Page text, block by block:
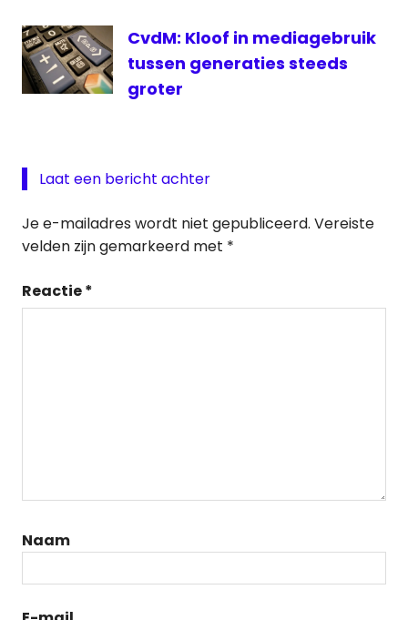
CvdM: Kloof in mediagebruik
tussen generaties steeds
groter
Laat een bericht achter
Je e-mailadres wordt niet gepubliceerd. Vereiste
velden zijn gemarkeerd met *
Reactie*
Naam